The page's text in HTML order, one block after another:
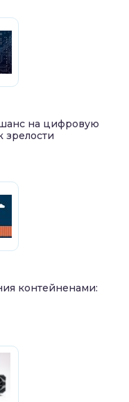
на цифровую
зрелости
контейненами: